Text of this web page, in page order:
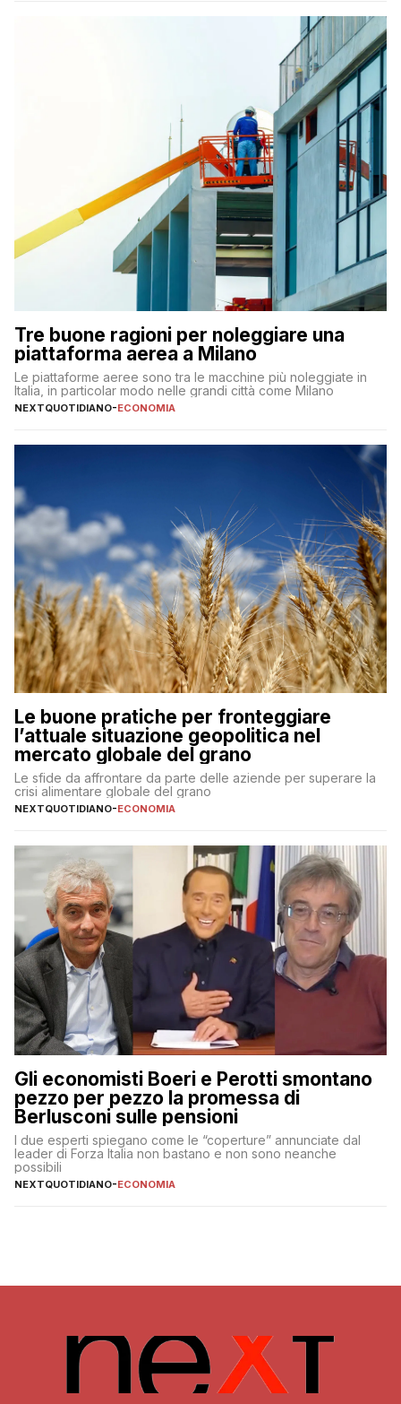
Tre buone ragioni per noleggiare una
piattaforma aerea a Milano
Le piattaforme aeree sono tra le macchine più noleggiate in
Italia, in particolar modo nelle grandi città come Milano
NEXTQUOTIDIANO-ECONOMIA
Le buone pratiche per fronteggiare
l’attuale situazione geopolitica nel
mercato globale del grano
Le sfide da affrontare da parte delle aziende per superare la
crisi alimentare globale del grano
NEXTQUOTIDIANO-ECONOMIA
Gli economisti Boeri e Perotti smontano
pezzo per pezzo la promessa di
Berlusconi sulle pensioni
I due esperti spiegano come le “coperture” annunciate dal
leader di Forza Italia non bastano e non sono neanche
possibili
NEXTQUOTIDIANO-ECONOMIA